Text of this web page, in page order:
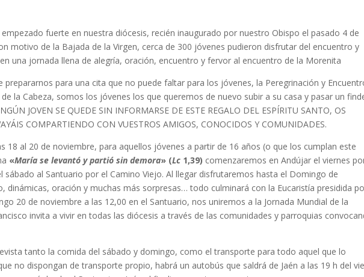
empezado fuerte en nuestra diócesis, recién inaugurado por nuestro Obispo el pasado 4 de
motivo de la Bajada de la Virgen, cerca de 300 jóvenes pudieron disfrutar del encuentro y
una jornada llena de alegría, oración, encuentro y fervor al encuentro de la Morenita
para una cita que no puede faltar para los jóvenes, la Peregrinación y
la Cabeza, somos los jóvenes los que queremos de nuevo subir a su casa y pasar un
JOVEN SE QUEDE SIN INFORMARSE DE ESTE REGALO DEL ESPÍRITU SANTO, OS
COMPARTIENDO CON VUESTROS AMIGOS, CONOCIDOS Y COMUNIDADES.
18 al 20 de noviembre, para aquellos jóvenes a partir de 16 años (o que los cumplan este
«María se levantó y partió sin demora» (Lc 1,39) comenzaremos en Andújar el viernes
sábado al Santuario por el Camino Viejo. Al llegar disfrutaremos hasta el Domingo de
dinámicas, oración y muchas más sorpresas… todo culminará con la Eucaristía presidida
20 de noviembre a las 12,00 en el Santuario, nos uniremos a la Jornada Mundial de la
invita a vivir en todas las diócesis a través de las comunidades y parroquias
tanto la comida del sábado y domingo, como el transporte para todo aquel que lo
no dispongan de transporte propio, habrá un autobús que saldrá de Jaén a las 19 h del